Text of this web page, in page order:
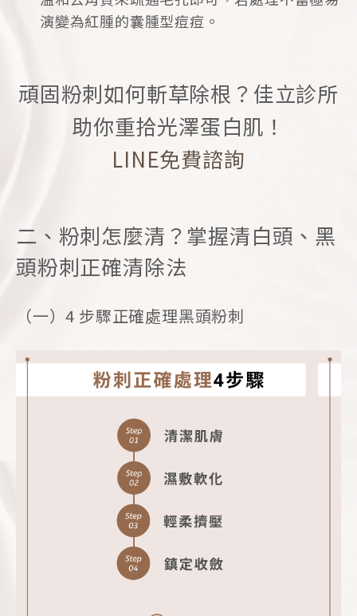
演變為紅腫的囊腫型痘痘。
頑固粉刺如何斬草除根？佳立診所
助你重拾光澤蛋白肌！
LINE免費諮詢
二、粉刺怎麼清？掌握清白頭、黑
頭粉刺正確清除法
（一）4 步驟正確處理黑頭粉刺